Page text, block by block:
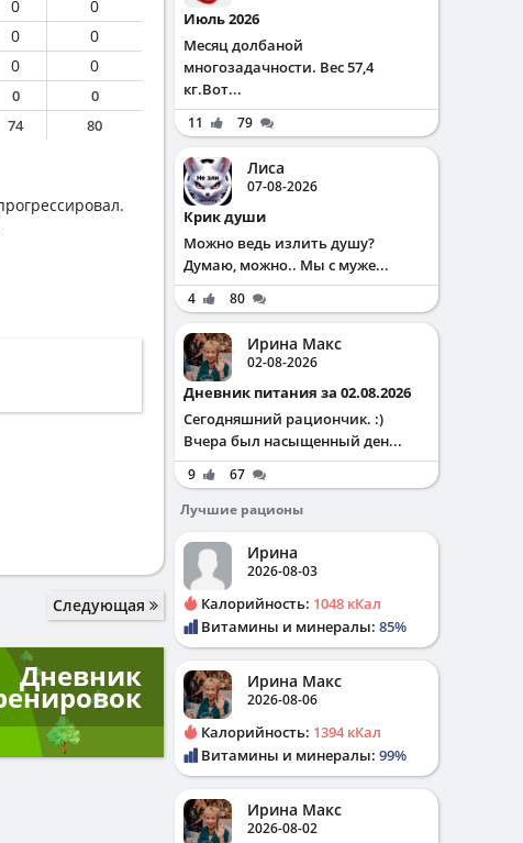
0
0
0
0
0
0
0 0
74 80
Следующая
Дневник
Июль 2026
Месяц долбаной
многозадачности. Вес 57,4
кг.Вот...
11 79
Лиса
07-08-2026
Крик души
Можно ведь излить душу?
Думаю, можно.. Мы с муже...
4 80
Ирина Макс
02-08-2026
Дневник питания за 02.08.2026
Сегодняшний рациончик. :)
Вчера был насыщенный ден...
9
67
Лучшие рационы
Ирина
2026-08-03
Калорийность: 1048 кКал
Витамины и минералы: 85%
Ирина Макс
2026-08-06
Калорийность: 1394 кКал
Витамины и минералы: 99%
Ирина Макс
2026-08-02